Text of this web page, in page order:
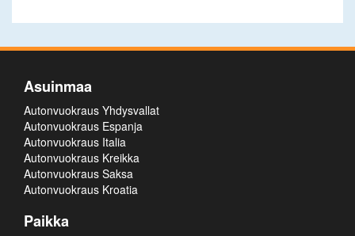
Asuinmaa
Autonvuokraus Yhdysvallat
Autonvuokraus Espanja
Autonvuokraus Italia
Autonvuokraus Kreikka
Autonvuokraus Saksa
Autonvuokraus Kroatia
Paikka